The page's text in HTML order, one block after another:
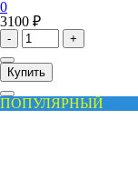
0
3100 ₽
- +
Купить
ПОПУЛЯРНЫЙ